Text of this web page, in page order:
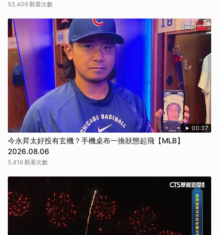
53,409 觀看次數
00:37
今永昇太好投有玄機？手機桌布一換狀態起飛【MLB】
2026.08.06
5,416 觀看次數